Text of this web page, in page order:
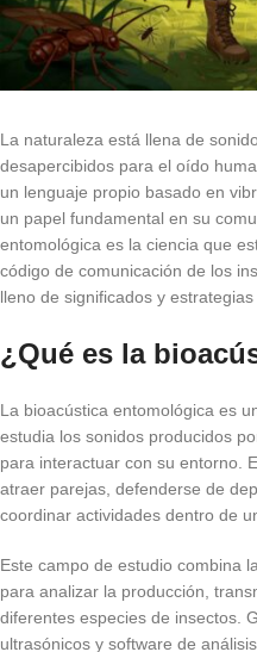
La naturaleza está llena de
desapercibidos para el oído
un lenguaje propio basado en
un papel fundamental en su
entomológica es la ciencia que
código de comunicación de los
lleno de significados y
¿Qué es la
La bioacústica entomológica es
estudia los sonidos producidos
para interactuar con su entorno.
atraer parejas, defenderse de
coordinar actividades dentro de
Este campo de estudio combina
para analizar la producción,
diferentes especies de insectos.
ultrasónicos y software de